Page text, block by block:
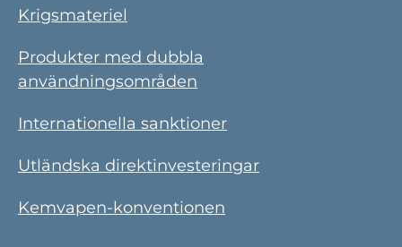
Krigsmateriel
Produkter med dubbla
användningsområden
Internationella sanktioner
Utländska direktinvesteringar
Kemvapen-konventionen